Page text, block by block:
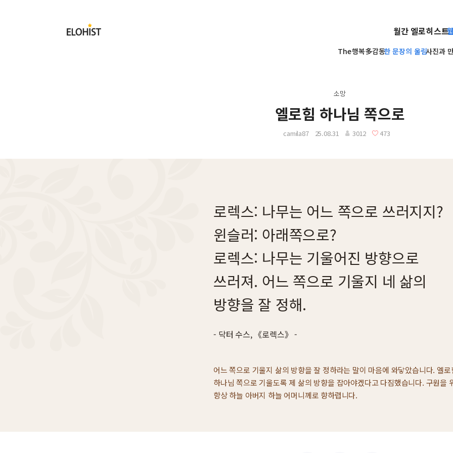
Elohist-
Home
월간 엘로히스트
The행복多감동한 문장의 울림사진과
Submit
소망
엘로힘 하나님 쪽으로
camila87 25.08.31 3012 473
로렉스: 나무는 어느 쪽으로 쓰러지지?
윈슬러: 아래쪽으로?
로렉스: 나무는 기울어진 방향으로
쓰러져. 어느 쪽으로 기울지 네 삶의
방향을 잘 정해.
닥터 수스, 《로렉스》
어느 쪽으로 기울지 삶의 방향을 잘 정하라는 말이 마음에 와닿았습니다. 엘로
하나님 쪽으로 기울도록 제 삶의 방향을 잡아야겠다고 다짐했습니다. 구원을
항상 하늘 아버지 하늘 어머니께로 향하렵니다.